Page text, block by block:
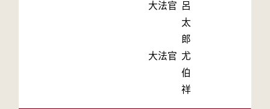
大法官 呂
太
郎
大法官 尤
伯
祥